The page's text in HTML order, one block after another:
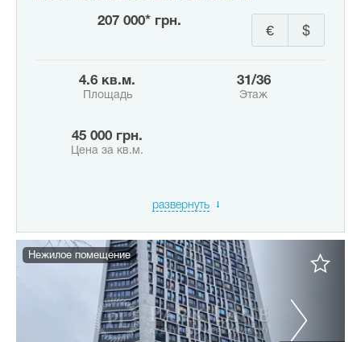
207 000* грн.
$
€
4.6 кв.м.
Площадь
31/36
Этаж
45 000 грн.
Цена за кв.м.
развернуть
Нежилое помещение